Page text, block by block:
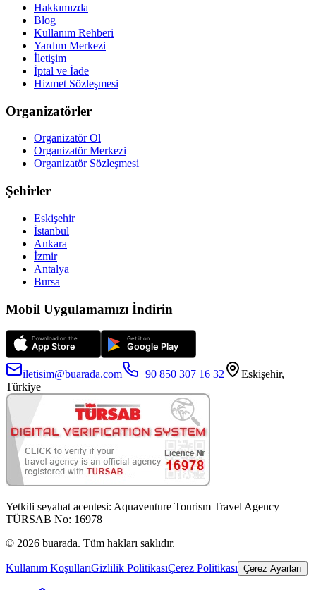
Hakkımızda
Blog
Kullanım Rehberi
Yardım Merkezi
İletişim
İptal ve İade
Hizmet Sözleşmesi
Organizatörler
Organizatör Ol
Organizatör Merkezi
Organizatör Sözleşmesi
Şehirler
Eskişehir
İstanbul
Ankara
İzmir
Antalya
Bursa
Mobil Uygulamamızı İndirin
iletisim@buarada.com +90 850 307 16 32
Eskişehir,
Türkiye
Yetkili seyahat acentesi: Aquaventure Tourism Travel Agency —
TÜRSAB No: 16978
© 2026 buarada. Tüm hakları saklıdır.
Kullanım KoşullarıGizlilik PolitikasıÇerez Politikası Çerez Ayarları